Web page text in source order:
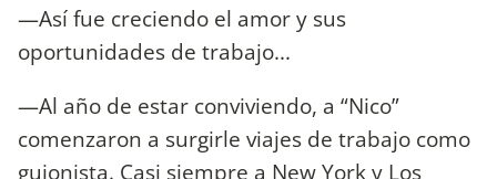
—Así fue creciendo el amor y sus
oportunidades de trabajo...
—Al año de estar conviviendo, a “Nico”
comenzaron a surgirle viajes de trabajo como
guionista. Casi siempre a New York y Los